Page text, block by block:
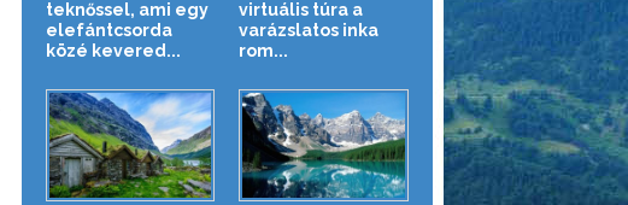
teknőssel, ami egy
elefántcsorda
közé kevered...
virtuális túra a
varázslatos inka
rom...